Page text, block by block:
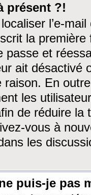
présent ?!
l’e-
la première
passe et
ait désactivé
raison. En
les
de réduire la
vous à
les
puis-je pas